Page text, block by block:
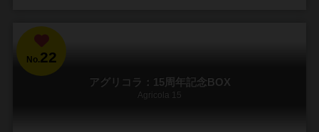
No.22
アグリコラ：15周年記念BOX
Agricola 15